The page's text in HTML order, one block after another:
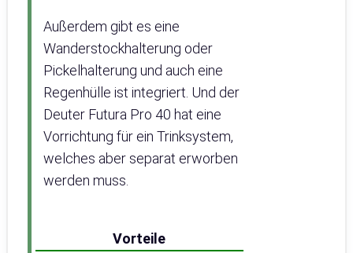
Außerdem gibt es eine
Wanderstockhalterung oder
Pickelhalterung und auch eine
Regenhülle ist integriert. Und der
Deuter Futura Pro 40 hat eine
Vorrichtung für ein Trinksystem,
welches aber separat erworben
werden muss.
Vorteile